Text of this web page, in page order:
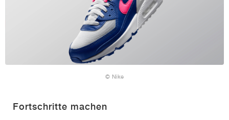
© Nike
Fortschritte machen